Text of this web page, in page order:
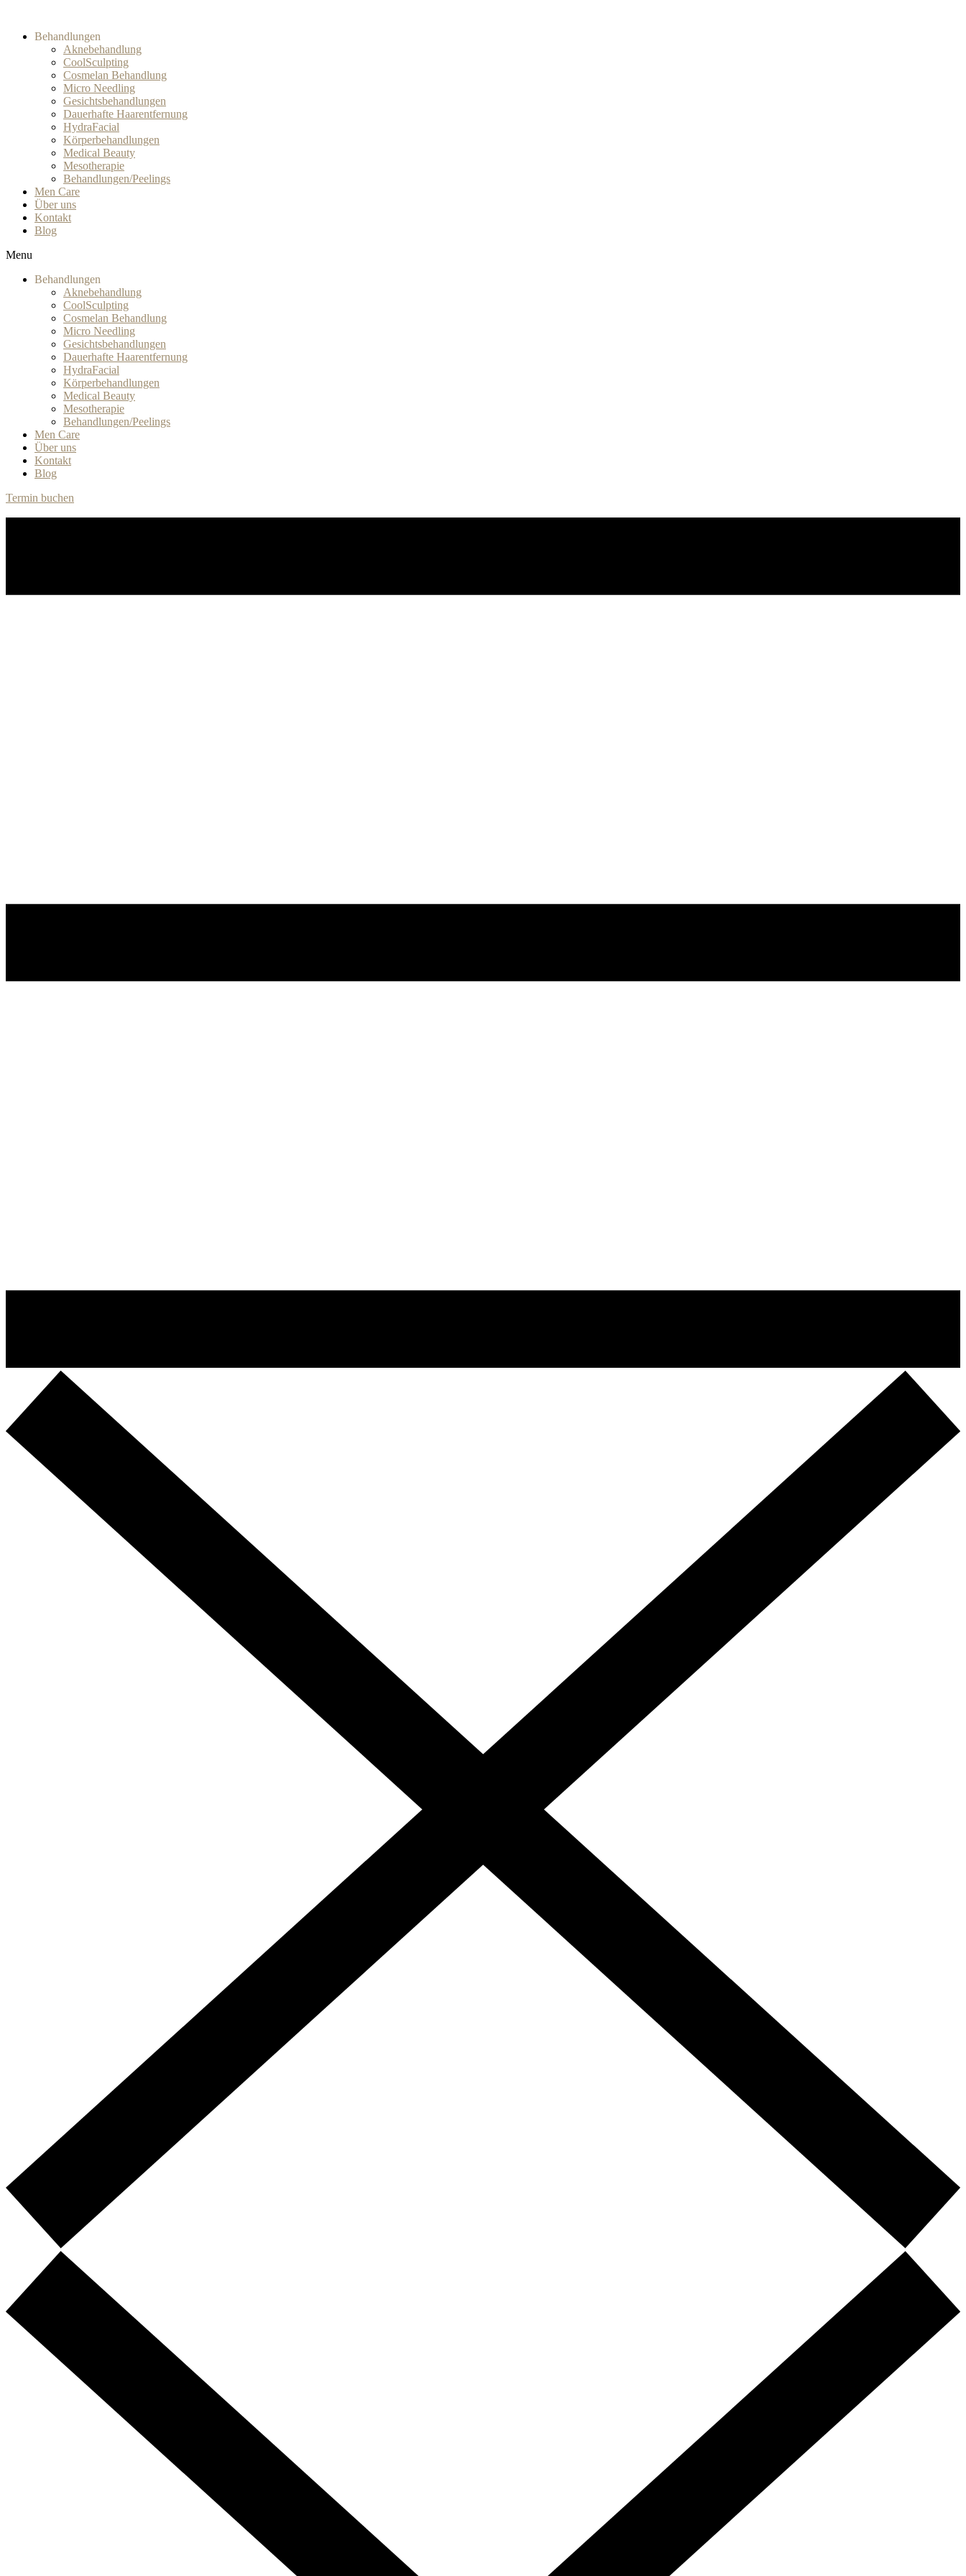
Behandlungen
Aknebehandlung
CoolSculpting
Cosmelan Behandlung
Micro Needling
Gesichtsbehandlungen
Dauerhafte Haarentfernung
HydraFacial
Körperbehandlungen
Medical Beauty
Mesotherapie
Behandlungen/Peelings
Men Care
Über uns
Kontakt
Blog
Menu
Behandlungen
Aknebehandlung
CoolSculpting
Cosmelan Behandlung
Micro Needling
Gesichtsbehandlungen
Dauerhafte Haarentfernung
HydraFacial
Körperbehandlungen
Medical Beauty
Mesotherapie
Behandlungen/Peelings
Men Care
Über uns
Kontakt
Blog
Termin buchen